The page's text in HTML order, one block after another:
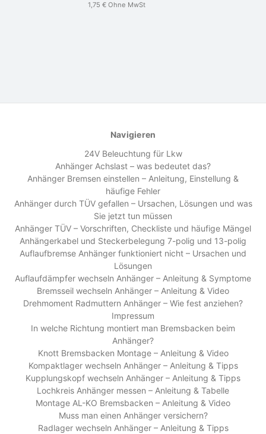
1,75 € Ohne MwSt
Navigieren
24V Beleuchtung für Lkw
Anhänger Achslast – was bedeutet das?
Anhänger Bremsen einstellen – Anleitung, Einstellung &
häufige Fehler
Anhänger durch TÜV gefallen – Ursachen, Lösungen und was
Sie jetzt tun müssen
Anhänger TÜV – Vorschriften, Checkliste und häufige Mängel
Anhängerkabel und Steckerbelegung 7-polig und 13-polig
Auflaufbremse Anhänger funktioniert nicht – Ursachen und
Lösungen
Auflaufdämpfer wechseln Anhänger – Anleitung & Symptome
Bremsseil wechseln Anhänger – Anleitung & Video
Drehmoment Radmuttern Anhänger – Wie fest anziehen?
Impressum
In welche Richtung montiert man Bremsbacken beim
Anhänger?
Knott Bremsbacken Montage – Anleitung & Video
Kompaktlager wechseln Anhänger – Anleitung & Tipps
Kupplungskopf wechseln Anhänger – Anleitung & Tipps
Lochkreis Anhänger messen – Anleitung & Tabelle
Montage AL-KO Bremsbacken – Anleitung & Video
Muss man einen Anhänger versichern?
Radlager wechseln Anhänger – Anleitung & Tipps